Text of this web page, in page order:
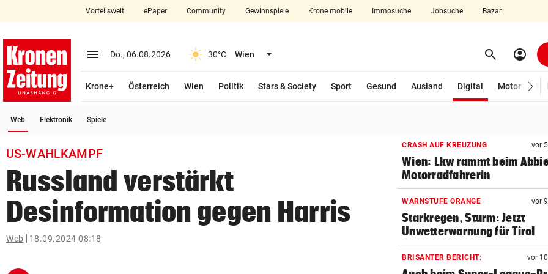
closeSchließen
account_circle Anmelden
arrow_right
pin_drop
bookmark
search
Suchbegriff
eingeben
Vorteilswelt ePaper Community Gewinnspiele Krone mobile Immosuche Jobsuche Bazar
menu Menü aufklappen
Do., 06.08.2026 30°C Wien Menü aufklappen search Suchen
account_circle
Krone+ Österreich Wien Politik Stars & Society Sport Gesund Ausland Digital
Motor
Web Elektronik Spiele
US-WAHLKAMPF
Russland verstärkt
Desinformation gegen Harris
Web 18.09.2024 08:18
CRASH AUF KREUZUNG vor
Wien: Lkw rammt beim
Motorradfahrerin
WARNSTUFE ORANGE vor
Starkregen, Sturm: Jetzt
Unwetterwarnung für Tirol
BRISANTER BERICHT: vor